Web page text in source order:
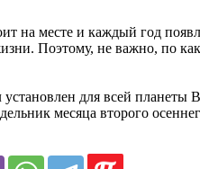
на месте и каждый год
Поэтому, не важно, по
для всей
месяца второго